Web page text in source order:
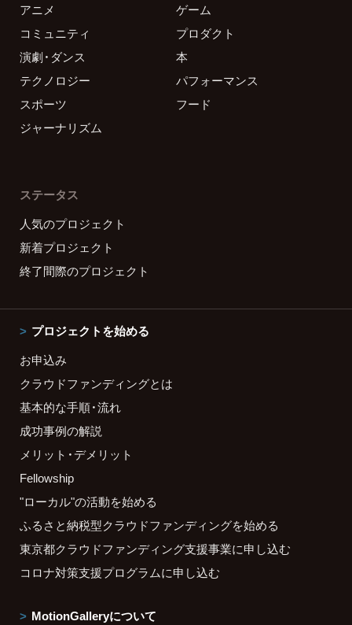
アニメ
ゲーム
コミュニティ
プロダクト
演劇・ダンス
本
テクノロジー
パフォーマンス
スポーツ
フード
ジャーナリズム
ステータス
人気のプロジェクト
新着プロジェクト
終了間際のプロジェクト
プロジェクトを始める
お申込み
クラウドファンディングとは
基本的な手順・流れ
成功事例の解説
メリット・デメリット
Fellowship
"ローカル"の活動を始める
ふるさと納税型クラウドファンディングを始める
東京都クラウドファンディング支援事業に申し込む
コロナ対策支援プログラムに申し込む
MotionGalleryについて